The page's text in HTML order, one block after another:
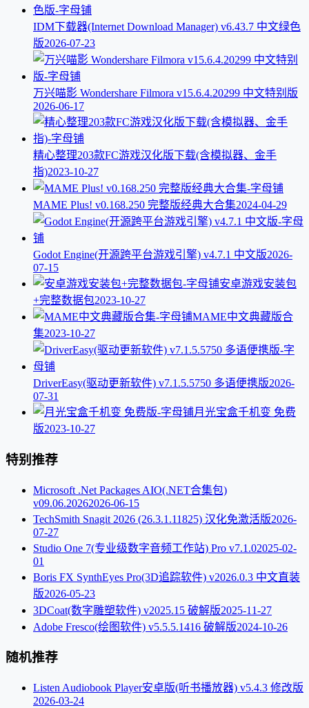
IDM下载器(Internet Download Manager) v6.43.7 中文绿色
版2026-07-23
万兴喵影 Wondershare Filmora v15.6.4.20299 中文特别版
2026-06-17
精心整理203款FC游戏汉化版下载(含模拟器、金手
指)2023-10-27
MAME Plus! v0.168.250 完整版经典大合集2024-04-29
Godot Engine(开源跨平台游戏引擎) v4.7.1 中文版2026-
07-15
安卓游戏安装包
+完整数据包2023-10-27
MAME中文典藏版合
集2023-10-27
DriverEasy(驱动更新软件) v7.1.5.5750 多语便携版2026-
07-31
月光宝盒千机变 免费
版2023-10-27
特别推荐
Microsoft .Net Packages AIO(.NET合集包)
v09.06.20262026-06-15
TechSmith Snagit 2026 (26.3.1.11825) 汉化免激活版2026-
07-27
Studio One 7(专业级数字音频工作站) Pro v7.1.02025-02-
01
Boris FX SynthEyes Pro(3D追踪软件) v2026.0.3 中文直装
版2026-05-23
3DCoat(数字雕塑软件) v2025.15 破解版2025-11-27
Adobe Fresco(绘图软件) v5.5.5.1416 破解版2024-10-26
随机推荐
Listen Audiobook Player安卓版(听书播放器) v5.4.3 修改版
2026-03-24